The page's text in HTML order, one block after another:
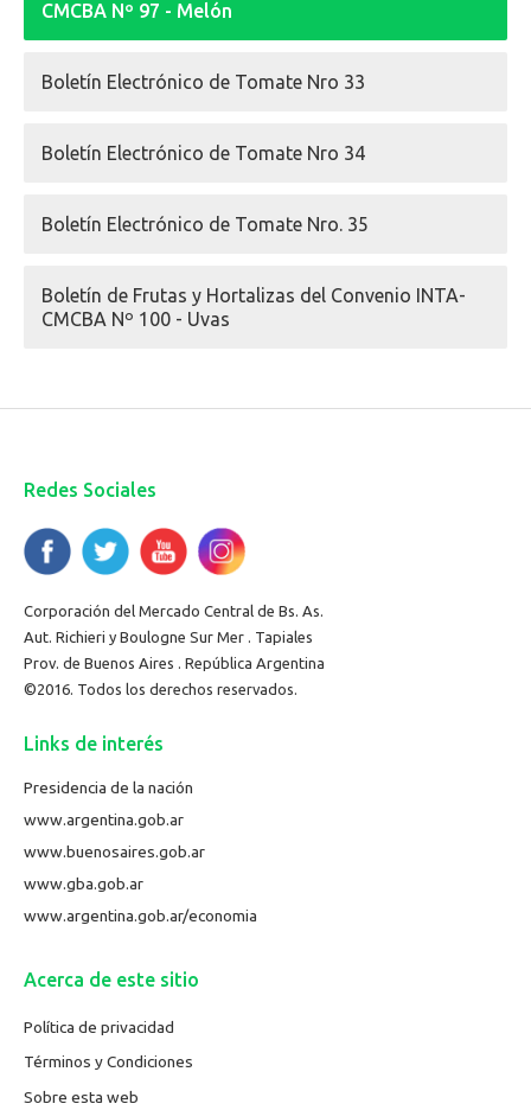
CMCBA Nº 97 - Melón
Boletín Electrónico de Tomate Nro 33
Boletín Electrónico de Tomate Nro 34
Boletín Electrónico de Tomate Nro. 35
Boletín de Frutas y Hortalizas del Convenio INTA-
CMCBA Nº 100 - Uvas
Redes Sociales
Corporación del Mercado Central de Bs. As.
Aut. Richieri y Boulogne Sur Mer . Tapiales
Prov. de Buenos Aires . República Argentina
©2016. Todos los derechos reservados.
Links de interés
Presidencia de la nación
www.argentina.gob.ar
www.buenosaires.gob.ar
www.gba.gob.ar
www.argentina.gob.ar/economia
Acerca de este sitio
Política de privacidad
Términos y Condiciones
Sobre esta web